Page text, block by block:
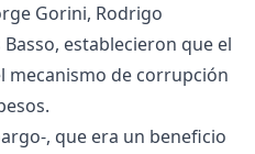
Gorini, Rodrigo
establecieron que el
mecanismo de corrupción
, que era un beneficio